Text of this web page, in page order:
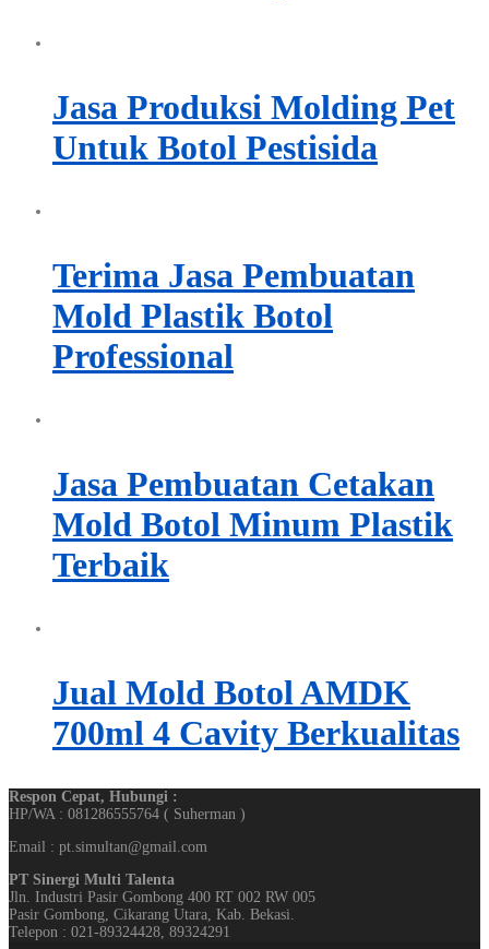
Jasa Produksi Molding Pet
Untuk Botol Pestisida
Terima Jasa Pembuatan
Mold Plastik Botol
Professional
Jasa Pembuatan Cetakan
Mold Botol Minum Plastik
Terbaik
Jual Mold Botol AMDK
700ml 4 Cavity Berkualitas
Respon Cepat, Hubungi :
HP/WA : 081286555764 ( Suherman )
Email : pt.simultan@gmail.com
PT Sinergi Multi Talenta
Jln. Industri Pasir Gombong 400 RT 002 RW 005
Pasir Gombong, Cikarang Utara, Kab. Bekasi.
Telepon : 021-89324428, 89324291